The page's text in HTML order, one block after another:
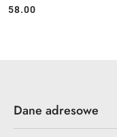
Cena:
58.00
Dane adresowe